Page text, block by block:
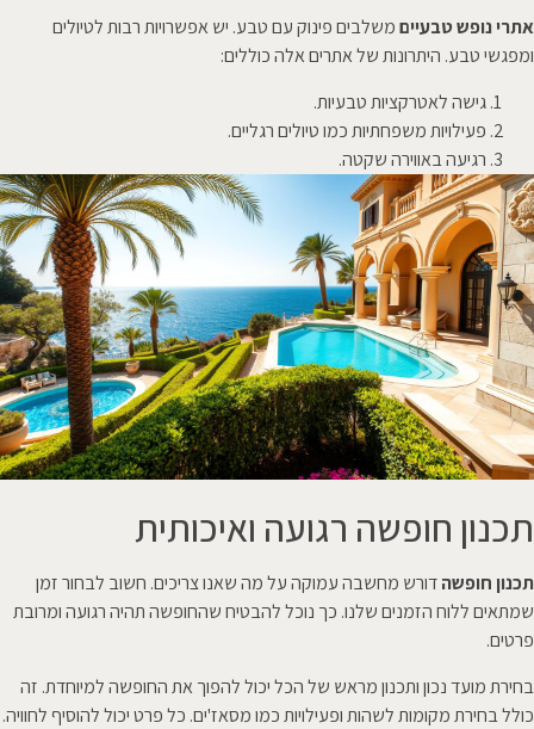
אתרי נופש טבעייםמשלבים פינוק עם טבע. יש אפשרויות רבות לטיולים
ומפגשי טבע. היתרונות של אתרים אלה כוללים:
גישה לאטרקציות טבעיות.
פעילויות משפחתיות כמו טיולים רגליים.
רגיעה באווירה שקטה.
תכנון חופשה רגועה ואיכותית
תכנון חופשהדורש מחשבה עמוקה על מה שאנו צריכים. חשוב לבחור זמן
שמתאים ללוח הזמנים שלנו. כך נוכל להבטיח שהחופשה תהיה רגועה ומרובת
פרטים.
בחירת מועד נכון ותכנון מראש של הכל יכול להפוך את החופשה למיוחדת. זה
כולל בחירת מקומות לשהות ופעילויות כמו מסאז'ים. כל פרט יכול להוסיף לחוויה.